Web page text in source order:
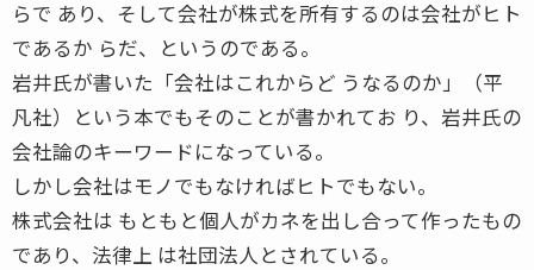
らで あり、そして会社が株式を所有するのは会社がヒト
であるか らだ、というのである。
岩井氏が書いた「会社はこれからど うなるのか」（平
凡社）という本でもそのことが書かれてお り、岩井氏の
会社論のキーワードになっている。
しかし会社はモノでもなければヒトでもない。
株式会社は もともと個人がカネを出し合って作ったもの
であり、法律上 は社団法人とされている。